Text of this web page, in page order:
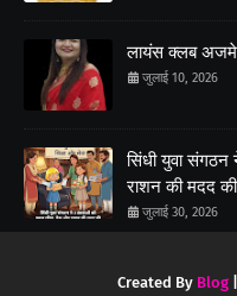
लायंस क्लब
जुलाई 10, 2026
सिंधी युवा
राशन की मदद की
जुलाई 30, 2026
Created By Blog|